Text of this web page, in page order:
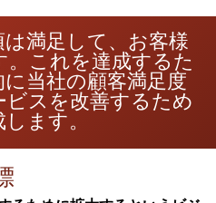
満足して、お客様
これを達成するた
当社の顧客満足度
スを改善するため
ます。